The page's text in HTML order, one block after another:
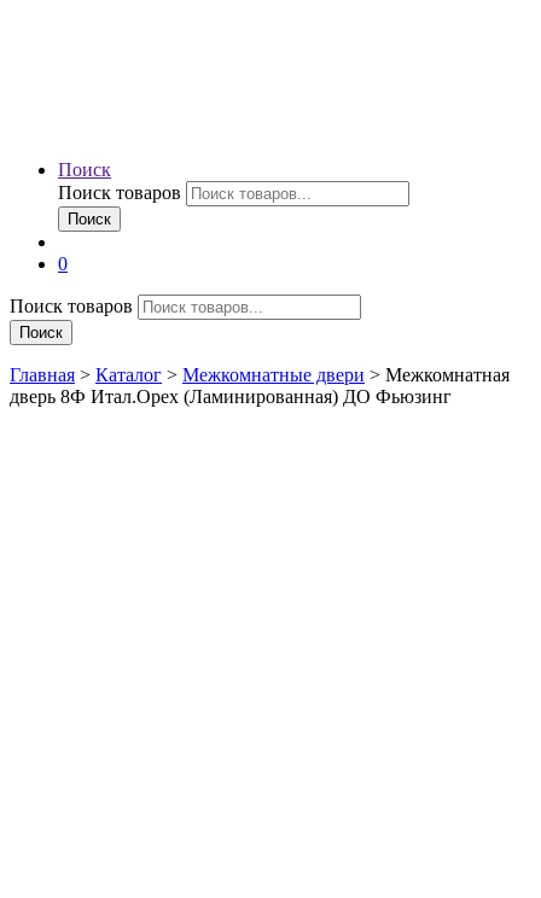
Поиск
Поиск товаров
Поиск
0
Поиск товаров
Поиск
Главная > Каталог > Межкомнатные двери > Межкомнатная
дверь 8Ф Итал.Орех (Ламинированная) ДО Фьюзинг